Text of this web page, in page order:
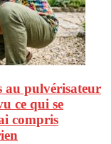
au pulvérisateur
ce qui se
compris